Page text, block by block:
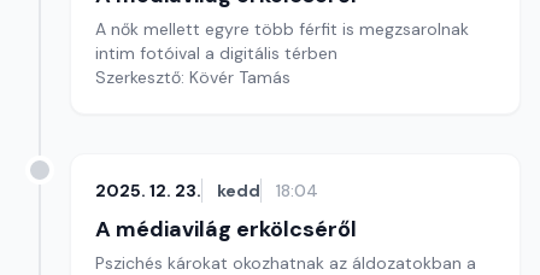
A nők mellett egyre több férfit is megzsarolnak
intim fotóival a digitális térben
Szerkesztő: Kövér Tamás
2025. 12. 23. kedd 18:04
A médiavilág erkölcséről
Pszichés károkat okozhatnak az áldozatokban a